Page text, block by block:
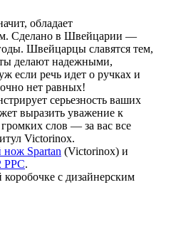
обладает
Сделано в Швейцарии —
Швейцарцы славятся тем,
делают надежными,
если речь идет о ручках и
нет равных!
серьезность ваших
выразить уважение к
слов — за вас все
Victorinox.
Spartan (Victorinox) и
PPC.
коробочке с дизайнерским